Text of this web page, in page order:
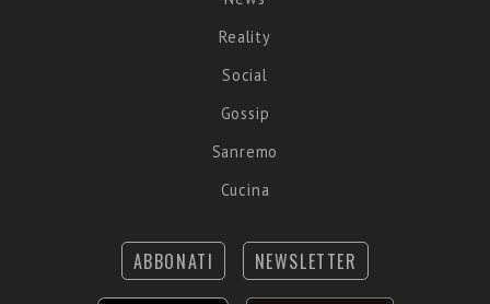
Reality
Social
Gossip
Sanremo
Cucina
ABBONATI NEWSLETTER